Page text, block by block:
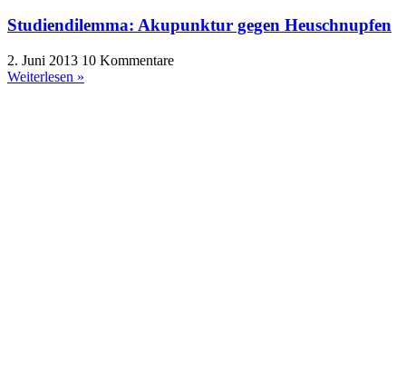
Studiendilemma: Akupunktur gegen Heuschnupfen
2. Juni 2013 10 Kommentare
Weiterlesen »